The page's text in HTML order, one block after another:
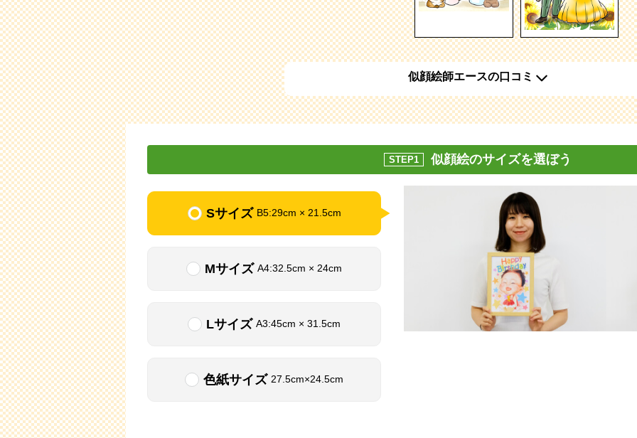
似顔絵師エースの口コミ
STEP1 似顔絵のサイズを選ぼう
Sサイズ B5:29cm × 21.5cm
Mサイズ A4:32.5cm × 24cm
Lサイズ A3:45cm × 31.5cm
色紙サイズ 27.5cm×24.5cm